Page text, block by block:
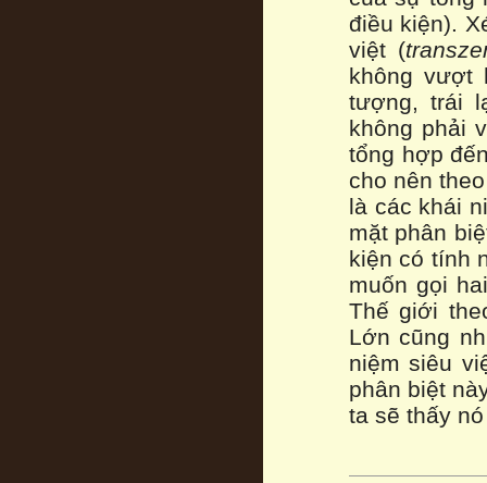
điều kiện).
việt (
không vượt
tượng, trái
không phải
tổng hợp
cho nên
là các khái
mặt phân
kiện có tính
muốn gọi
Thế giới
Lớn cũng
niệm siêu
phân biệt
ta sẽ thấy